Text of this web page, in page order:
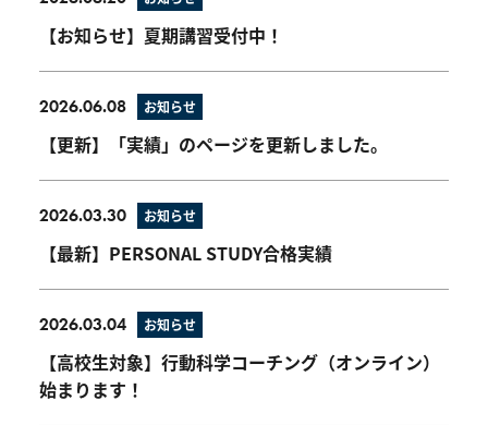
【お知らせ】夏期講習受付中！
2026.06.08 お知らせ
【更新】「実績」のページを更新しました。
2026.03.30 お知らせ
【最新】PERSONAL STUDY合格実績
2026.03.04 お知らせ
【高校生対象】行動科学コーチング（オンライン）
始まります！